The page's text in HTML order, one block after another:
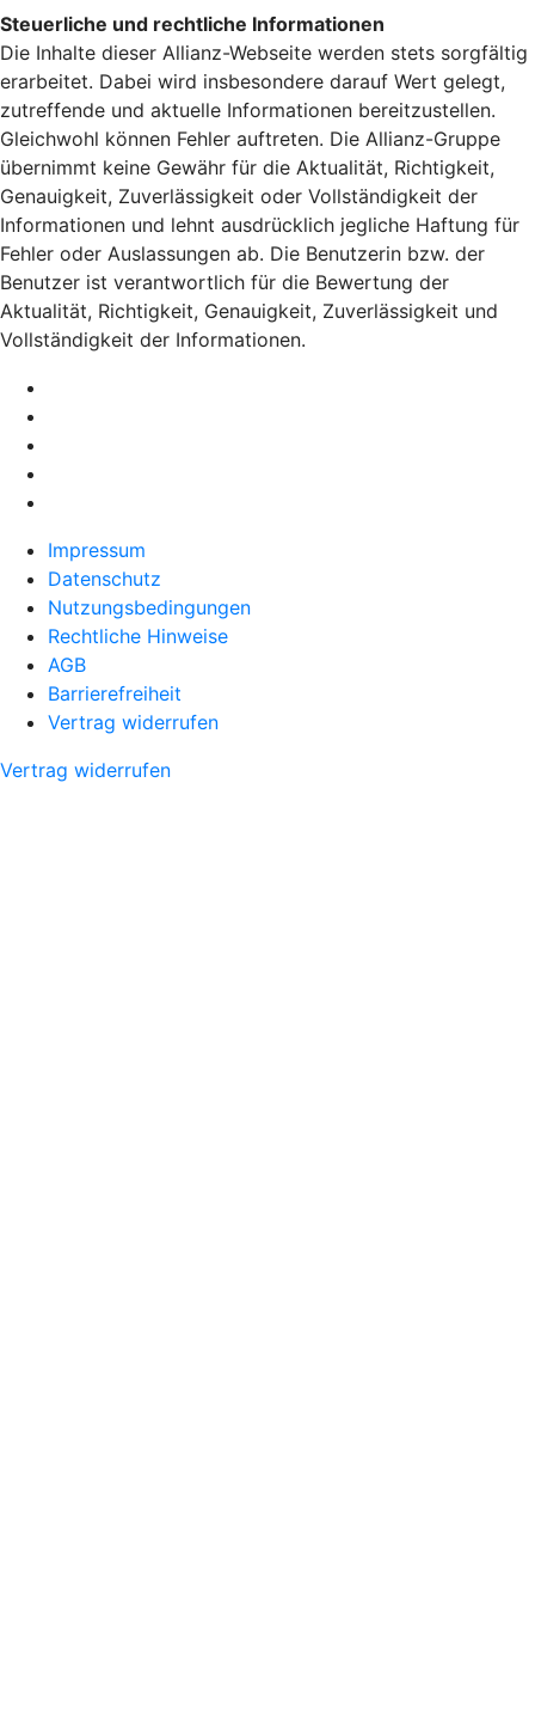
Steuerliche und rechtliche Informationen
Die Inhalte dieser Allianz-Webseite werden stets sorgfältig
erarbeitet. Dabei wird insbesondere darauf Wert gelegt,
zutreffende und aktuelle Informationen bereitzustellen.
Gleichwohl können Fehler auftreten. Die Allianz-Gruppe
übernimmt keine Gewähr für die Aktualität, Richtigkeit,
Genauigkeit, Zuverlässigkeit oder Vollständigkeit der
Informationen und lehnt ausdrücklich jegliche Haftung für
Fehler oder Auslassungen ab. Die Benutzerin bzw. der
Benutzer ist verantwortlich für die Bewertung der
Aktualität, Richtigkeit, Genauigkeit, Zuverlässigkeit und
Vollständigkeit der Informationen.
Impressum
Datenschutz
Nutzungsbedingungen
Rechtliche Hinweise
AGB
Barrierefreiheit
Vertrag widerrufen
Vertrag widerrufen